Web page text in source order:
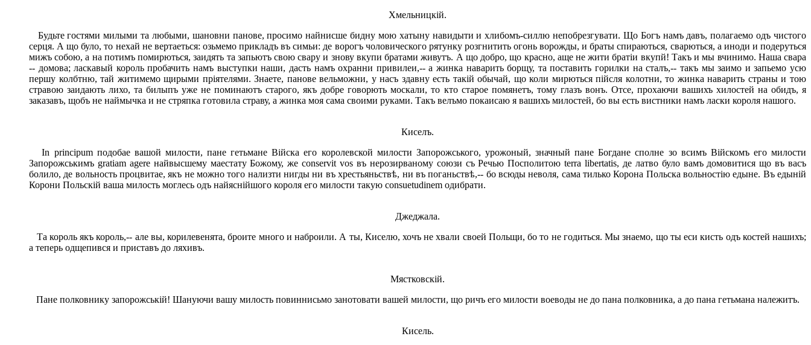
Хмельницкій.
Будьте гостями милыми та любыми, шановни панове, просимо найнисше бидну мою хатыну навидыти и хлибомъ-силлю непобрезгувати. Що Богъ намъ давъ, полагаемо одъ чистого
серця. А що було, то нехай не вертаеться: озьмемо прикладъ въ симьи: де ворогъ чоловического рятунку розгнитить огонь ворожды, и браты спираються, сварються, а иноди и подеруться
мижъ собою, а на потимъ помирються, заидять та запьютъ свою свару и знову вкупи братами живутъ. А що добро, що красно, аще не жити братіи вкупй! Такъ и мы вчинимо. Наша свара
-- домова; ласкавый король пробачить намъ выступки наши, дасть намъ охранни привилеи,-- а жинка наварить борщу, та поставить горилки на сталъ,-- такъ мы заимо и запьемо усю
першу колбтню, тай житимемо щирыми пріятелями. Знаете, панове вельможни, у насъ здавну есть такій обычай, що коли мирються пійсля колотни, то жинка наварить страны и тою
стравою заидають лихо, та билыпъ уже не поминаютъ старого, якъ добре говорють москали, то кто старое помянетъ, тому глазъ вонъ. Отсе, прохаючи вашихъ хилостей на обидъ, я
заказавъ, щобъ не наймычка и не стряпка готовила страву, а жинка моя сама своими руками. Такъ велъмо покаисаю я вашихъ милостей, бо вы есть вистники намъ ласки короля нашого.
Киселъ.
In principum подобае вашой милости, пане гетьмане Війска его королевской милости Запорожського, урожоный, значный пане Богдане сполне зо всимъ Війскомъ его милости
Запорожськимъ gratiam agere найвысшему маестату Божому, же conservit vos въ нерозирваному союзи съ Речью Посполитою terra libertatis, де латво було вамъ домовитися що въ васъ
болило, де вольность процвитае, якъ не можно того нализти нигды ни въ хрестьяньствѣ, ни въ поганьствѣ,-- бо всюды неволя, сама тилько Корона Польска вольностію едыне. Въ едыній
Корони Польскій ваша милость моглесь одъ найяснійшого короля его милости такую consuetudinem одибрати.
Джеджала.
Та король якъ король,-- але вы, корилевенята, броите много и наброили. А ты, Киселю, хочъ не хвали своей Польщи, бо то не годиться. Мы знаемо, що ты еси кисть одъ костей нашихъ;
а теперь одщепився и приставъ до ляхивъ.
Мястковскій.
Пане полковнику запорожській! Шануючи вашу милость повиннисьмо занотовати вашей милости, що ричъ его милости воеводы не до пана полковника, а до пана гетьмана належитъ.
Кисель.